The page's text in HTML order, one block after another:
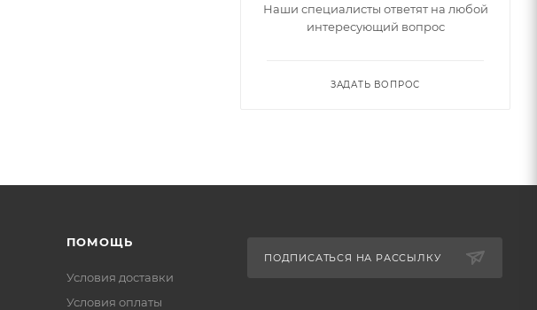
Наши специалисты ответят на любой
интересующий вопрос
ЗАДАТЬ ВОПРОС
ПОМОЩЬ
Условия доставки
Условия оплаты
ПОДПИСАТЬСЯ НА РАССЫЛКУ